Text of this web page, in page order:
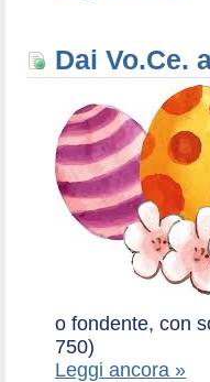
Dai Vo.Ce.
o fondente, con
750)
Leggi ancora »